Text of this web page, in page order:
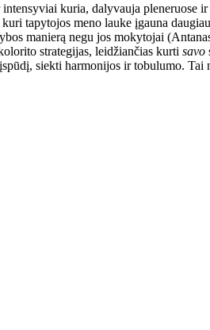
kuria, dalyvauja pleneruose
tapytojos meno lauke įgauna
manierą negu jos mokytojai
strategijas, leidžiančias kurti savo
siekti harmonijos ir tobulumo. Tai